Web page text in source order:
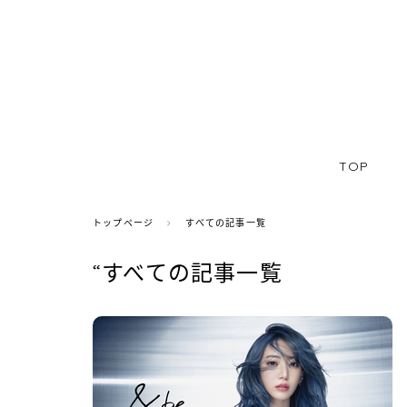
TOP
トップページ すべての記事一覧
“すべての記事一覧